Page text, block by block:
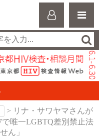
> リナ・サワヤマさんが
で唯一LGBTQ差別禁止法
ん」